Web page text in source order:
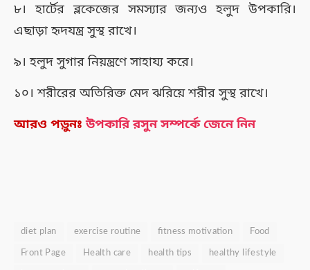
৮। হার্টের ব্লকেজের সমস্যার জন্যও হলুদ উপকারি।
এছাড়া হৃদযন্ত্র সুস্থ রাখে।
৯। হলুদ সুগার নিয়ন্ত্রণে সাহায্য করে।
১০। শরীরের অতিরিক্ত মেদ ঝরিয়ে শরীর সুস্থ রাখে।
আরও পড়ুনঃ উপকারি রসুন সম্পর্কে জেনে নিন
diet plan exercise routine fitness motivation Food
Front Page Health care health tips healthy lifestyle